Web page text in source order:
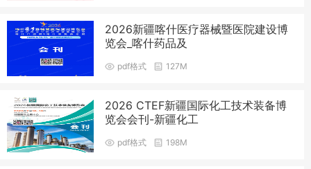
2026新疆喀什医疗器械暨医院建设博
览会_喀什药品及
pdf格式 127M
2026 CTEF新疆国际化工技术装备博
览会会刊-新疆化工
pdf格式 198M